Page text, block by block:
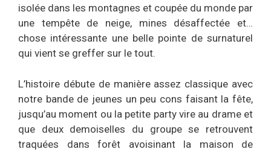
isolée dans les montagnes et coupée du monde par
une tempête de neige, mines désaffectée et…
chose intéressante une belle pointe de surnaturel
qui vient se greffer sur le tout.
L’histoire débute de manière assez classique avec
notre bande de jeunes un peu cons faisant la fête,
jusqu’au moment ou la petite party vire au drame et
que deux demoiselles du groupe se retrouvent
traquées dans forêt avoisinant la maison de